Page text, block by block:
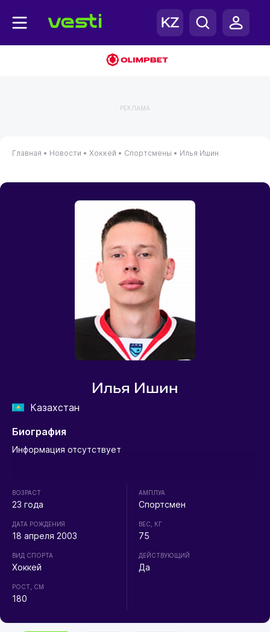
РЕКЛАМА
Главная • Новости • Хоккей • Спортсмены • Илья Ишин
Илья Ишин
Казахстан
Биография
Информация отсутствует
ВОЗРАСТ
23 года
ДАТА РОЖДЕНИЯ
18 апреля 2003
ВИД СПОРТА
Хоккей
РОСТ, СМ
180
АМПЛУА
Спортсмен
ВЕС, КГ
75
ДЕЙСТВУЮЩИЙ
Да